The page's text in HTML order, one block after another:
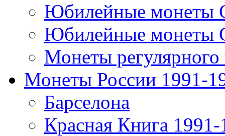
Юбилейные
Юбилейные
Монеты
Монеты России 1991-
Барселона
Красная Книга 1991-